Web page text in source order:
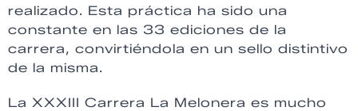
realizado. Esta práctica ha sido una
constante en las 33 ediciones de la
carrera, convirtiéndola en un sello distintivo
de la misma.
La XXXIII Carrera La Melonera es mucho